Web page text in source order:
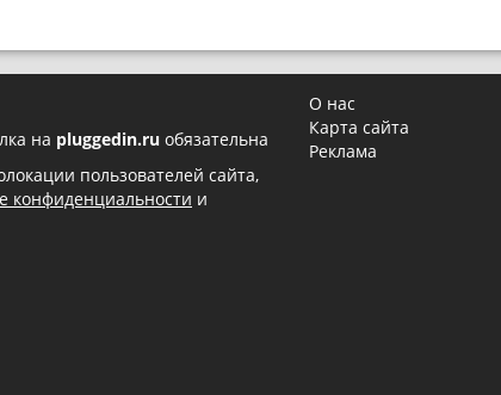
на pluggedin.ru обязательна
пользователей сайта,
конфиденциальности и
О нас
Карта сайта
Реклама